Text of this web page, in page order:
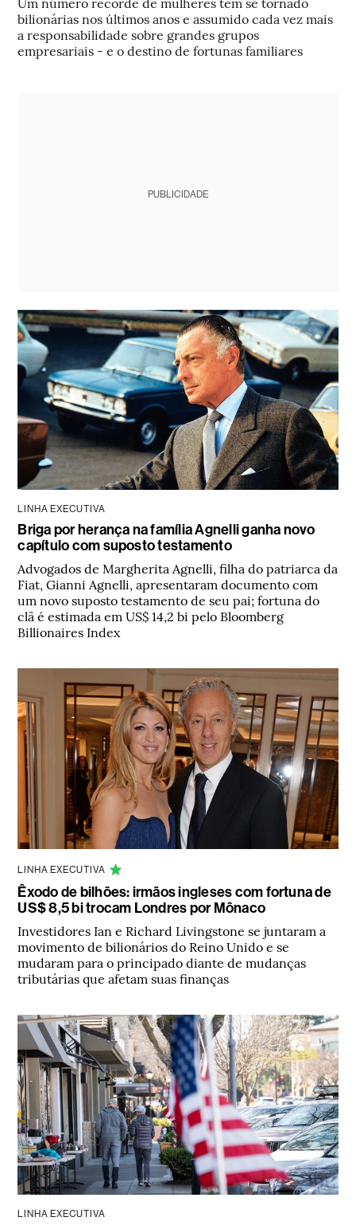
bilionárias nos últimos anos e assumido cada vez mais
a responsabilidade sobre grandes grupos
empresariais - e o destino de fortunas familiares
PUBLICIDADE
LINHA EXECUTIVA
Briga por herança na família Agnelli ganha novo
capítulo com suposto testamento
Advogados de Margherita Agnelli, filha do patriarca da
Fiat, Gianni Agnelli, apresentaram documento com
um novo suposto testamento de seu pai; fortuna do
clã é estimada em US$ 14,2 bi pelo Bloomberg
Billionaires Index
LINHA EXECUTIVA
Êxodo de bilhões: irmãos ingleses com fortuna de
US$ 8,5 bi trocam Londres por Mônaco
Investidores Ian e Richard Livingstone se juntaram a
movimento de bilionários do Reino Unido e se
mudaram para o principado diante de mudanças
tributárias que afetam suas finanças
LINHA EXECUTIVA